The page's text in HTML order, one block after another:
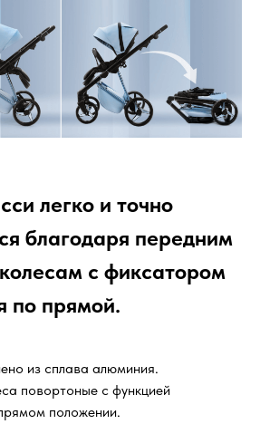
легко и точно
благодаря передним
с фиксатором
по прямой.
из сплава алюминия.
повортоные с функцией
положении.